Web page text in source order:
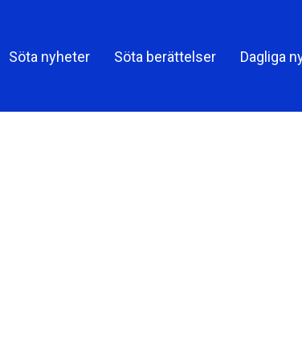
Söta nyheter Söta berättelser Dagliga